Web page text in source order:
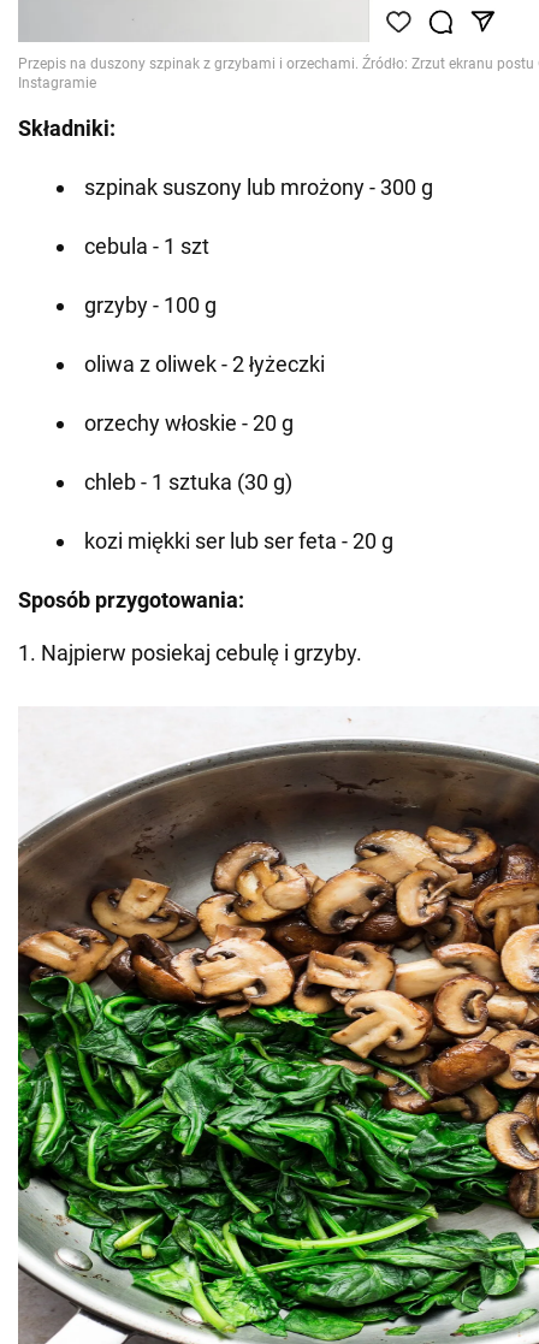
Składniki:
szpinak suszony lub mrożony - 300 g
cebula - 1 szt
grzyby - 100 g
oliwa z oliwek - 2 łyżeczki
orzechy włoskie - 20 g
chleb - 1 sztuka (30 g)
kozi miękki ser lub ser feta - 20 g
Sposób przygotowania:
1. Najpierw posiekaj cebulę i grzyby.